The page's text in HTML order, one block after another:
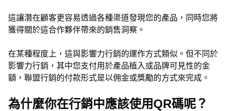
這讓潛在顧客更容易透過各種渠道發現您的產品，同時您將
獲得關於這合作夥伴帶來的銷售洞察。
在某種程度上，這與影響力行銷的運作方式類似。但不同於
影響力行銷，其中您支付用於產品植入或品牌可見性的金
額，聯盟行銷的付款形式是以佣金或獎勵的方式來完成。
為什麼你在行銷中應該使用QR碼呢？